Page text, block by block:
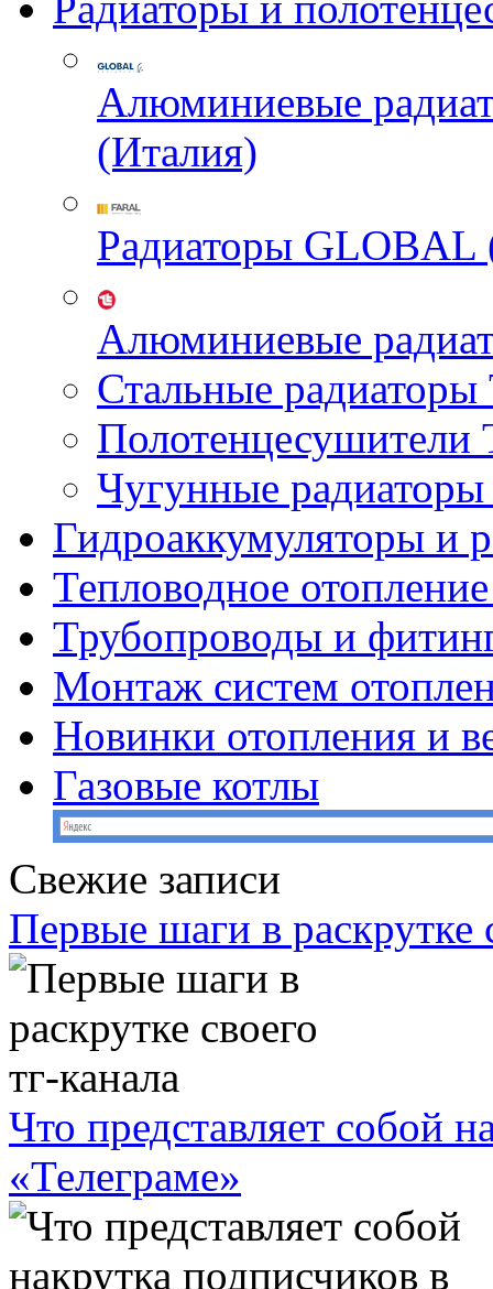
Алюминиевые
(Италия)
Радиаторы GLOBAL
Алюминиевые
Стальные
Чугунные
Гидроаккумуляторы и
Тепловодное
Трубопроводы и
Монтаж систем
Новинки отопления и
Газовые котлы
Свежие записи
Первые шаги в раскрутке
Что представляет собой
«Телеграме»